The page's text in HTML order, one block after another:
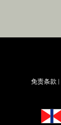
免责条款 |